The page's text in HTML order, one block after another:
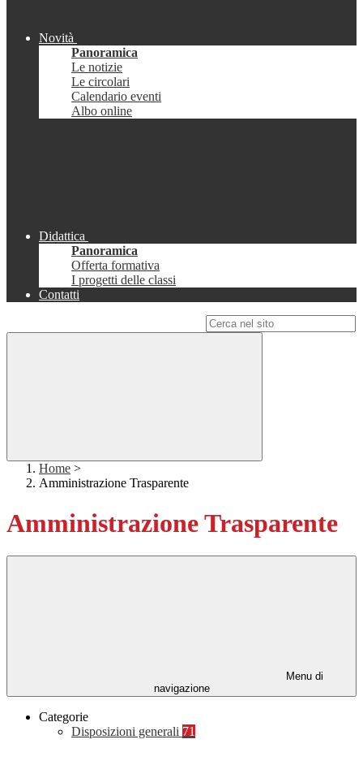
Novità
Panoramica
Le notizie
Le circolari
Calendario eventi
Albo online
Didattica
Panoramica
Offerta formativa
I progetti delle classi
Contatti
Home >
Amministrazione Trasparente
Amministrazione Trasparente
Menu di
navigazione
Categorie
Disposizioni generali 71